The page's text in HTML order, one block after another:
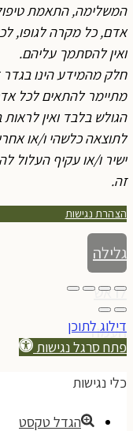
המשלימה, התאמת טיפול
אדם, כל מקרה לגופו,
ואין להסתמך עליהם.
חלק מהמידע הינו בגדר
מתיימר להתאים לכל
הגולש בלבד ואין
לתוצאה כלשהי ו/או
ישיר ו/או עקיף העלול
זה.
הצהרת נגישות
גלילה
לראש
העמוד
דילוג לתוכן
פתח סרגל נגישות
כלי נגישות
הגדל טקסט